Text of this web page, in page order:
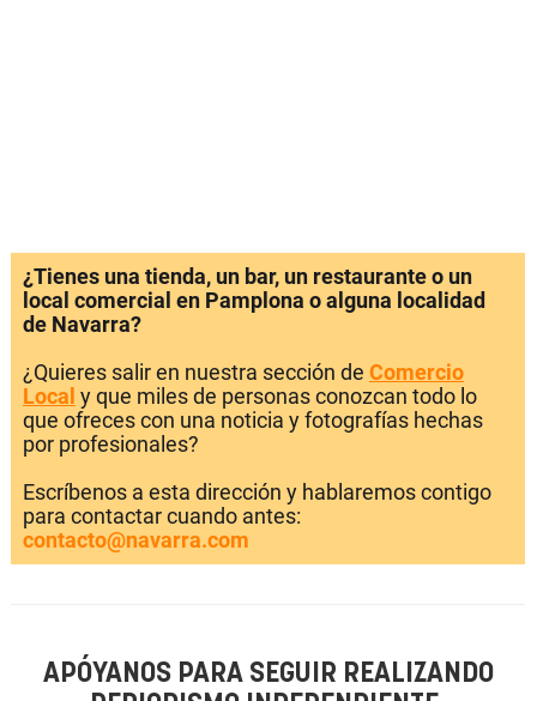
¿Tienes una tienda, un bar, un restaurante o un
local comercial en Pamplona o alguna localidad
de Navarra?
¿Quieres salir en nuestra sección de Comercio
Local y que miles de personas conozcan todo lo
que ofreces con una noticia y fotografías hechas
por profesionales?
Escríbenos a esta dirección y hablaremos contigo
para contactar cuando antes:
contacto@navarra.com
APÓYANOS PARA SEGUIR REALIZANDO